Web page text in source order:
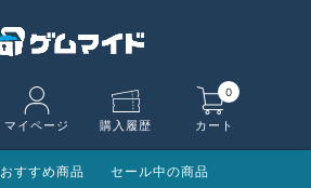
マイページ 購入履歴 カート
0
おすすめ商品 セール中の商品